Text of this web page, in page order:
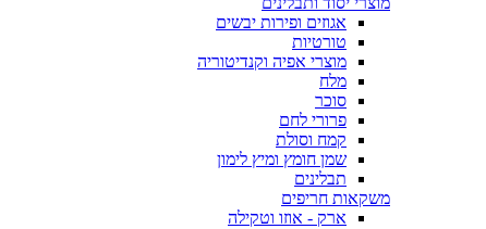
אגוזים ופירות יבשים
טורטיות
מוצרי אפיה וקנדיטוריה
מלח
סוכר
פרורי לחם
קמח וסולת
שמן חומץ ומיץ לימון
תבלינים
משקאות חריפים
ארק - אוזו וטקילה